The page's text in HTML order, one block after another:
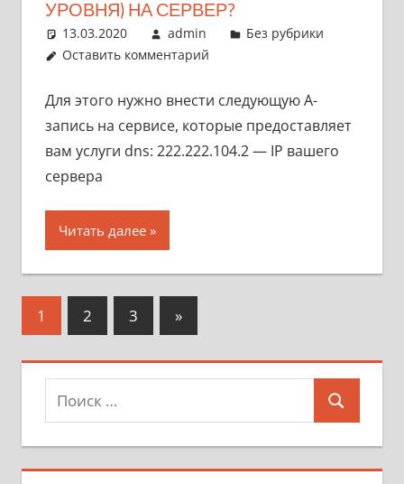
УРОВНЯ) НА СЕРВЕР?
13.03.2020 admin
Без рубрики
Оставить комментарий
Для этого нужно внести следующую A-
запись на сервисе, которые предоставляет
вам услуги dns: 222.222.104.2 — IP вашего
сервера
Читать далее
Пагинация
1 2 3
Следующие
записи
»
Поиск
для:
Поиск